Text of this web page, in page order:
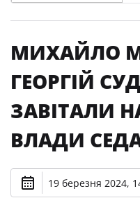
МИХАЙЛО
ГЕОРГІЙ
ЗАВІТАЛИ
ВЛАДИ
19 березня 2024,